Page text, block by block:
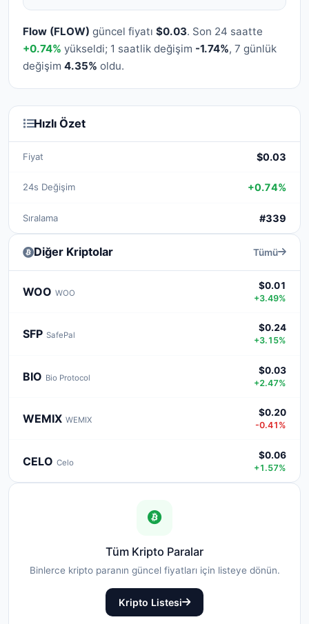
Flow (FLOW) güncel fiyatı $0.03. Son 24 saatte
+0.74% yükseldi; 1 saatlik değişim -1.74%, 7 günlük
değişim 4.35% oldu.
Hızlı Özet
Fiyat $0.03
24s Değişim +0.74%
Sıralama #339
Diğer Kriptolar Tümü
WOO WOO
$0.01
+3.49%
SFP SafePal
$0.24
+3.15%
BIO Bio Protocol
$0.03
+2.47%
WEMIX WEMIX
$0.20
-0.41%
CELO Celo
$0.06
+1.57%
Tüm Kripto Paralar
Binlerce kripto paranın güncel fiyatları için listeye dönün.
Kripto Listesi